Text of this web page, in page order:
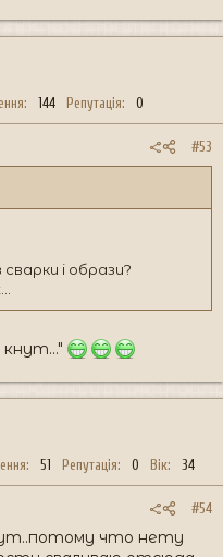
144 Репутація 0
#53
і образи?
51 Репутація 0 Вік 34
#54
что нету